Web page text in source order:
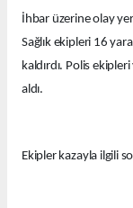
İhbar üzerine olay
Sağlık ekipleri 16
kaldırdı. Polis
aldı.
Ekipler kazayla ilgili